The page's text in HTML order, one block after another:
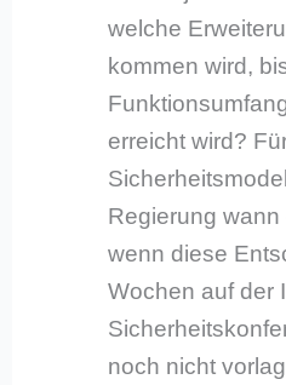
welche
kommen wird,
erreicht wird?
Regierung
wenn diese
Wochen auf der
noch nicht